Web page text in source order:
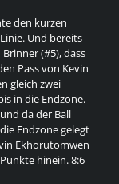
den kurzen
Und bereits
(#5), dass
Pass von Kevin
gleich zwei
in die Endzone.
da der Ball
Endzone gelegt
Ekhorutomwen
hinein. 8:6